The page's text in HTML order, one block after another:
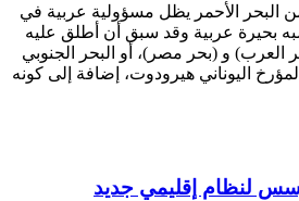
البحر الأحمر يظل مسؤولية عربية في
بحيرة عربية وقد سبق أن أطلق عليه
العرب) و (بحر مصر)، أو البحر الجنوبي
اليوناني هيرودوت، إضافة إلى كونه
لنظام إقليمي جديد